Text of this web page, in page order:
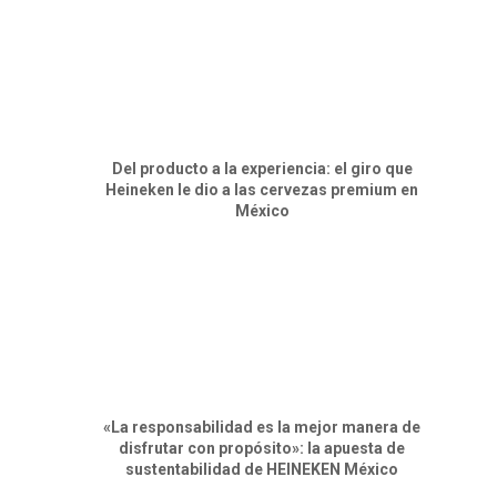
Del producto a la experiencia: el giro que
Heineken le dio a las cervezas premium en
México
«La responsabilidad es la mejor manera de
disfrutar con propósito»: la apuesta de
sustentabilidad de HEINEKEN México